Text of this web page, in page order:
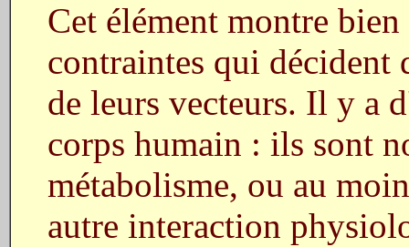
Cet élément montre
contraintes qui décident
de leurs vecteurs. Il y a
corps humain : ils sont
métabolisme, ou au
autre interaction